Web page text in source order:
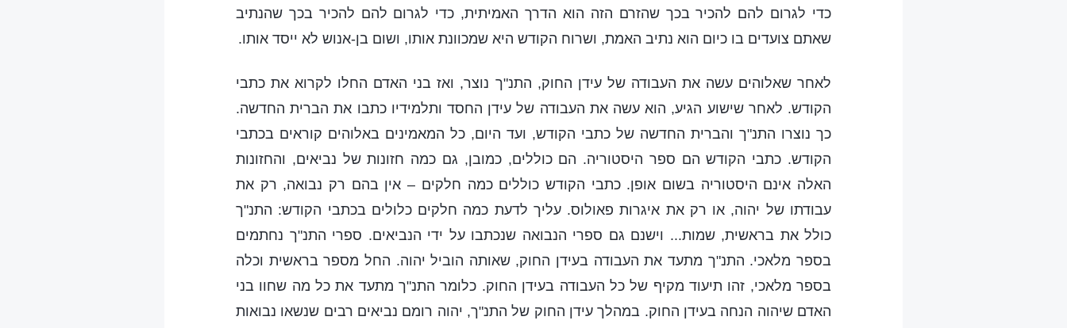
כדי לגרום להם להכיר בכך שהזרם הזה הוא הדרך האמיתית, כדי לגרום להם להכיר בכך שהנתיב
שאתם צועדים בו כיום הוא נתיב האמת, ושרוח הקודש היא שמכוונת אותו, ושום בן-אנוש לא ייסד אותו.
לאחר שאלוהים עשה את העבודה של עידן החוק, התנ"ך נוצר, ואז בני האדם החלו לקרוא את כתבי
הקודש. לאחר שישוע הגיע, הוא עשה את העבודה של עידן החסד ותלמידיו כתבו את הברית החדשה.
כך נוצרו התנ"ך והברית החדשה של כתבי הקודש, ועד היום, כל המאמינים באלוהים קוראים בכתבי
הקודש. כתבי הקודש הם ספר היסטוריה. הם כוללים, כמובן, גם כמה חזונות של נביאים, והחזונות
האלה אינם היסטוריה בשום אופן. כתבי הקודש כוללים כמה חלקים – אין בהם רק נבואה, רק את
עבודתו של יהוה, או רק את איגרות פאולוס. עליך לדעת כמה חלקים כלולים בכתבי הקודש: התנ"ך
כולל את בראשית, שמות... וישנם גם ספרי הנבואה שנכתבו על ידי הנביאים. ספרי התנ"ך נחתמים
בספר מלאכי. התנ"ך מתעד את העבודה בעידן החוק, שאותה הוביל יהוה. החל מספר בראשית וכלה
בספר מלאכי, זהו תיעוד מקיף של כל העבודה בעידן החוק. כלומר התנ"ך מתעד את כל מה שחוו בני
האדם שיהוה הנחה בעידן החוק. במהלך עידן החוק של התנ"ך, יהוה רומם נביאים רבים שנשאו נבואות